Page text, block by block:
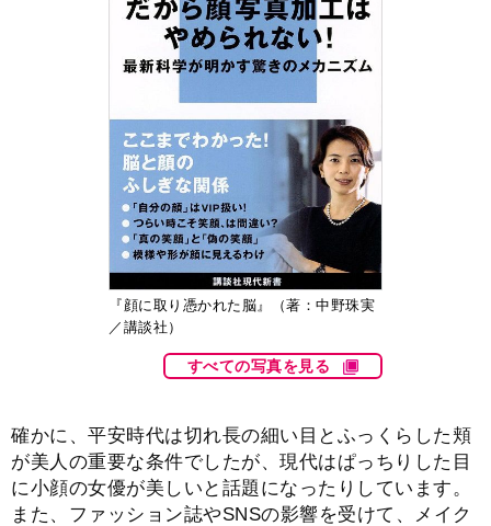
『顔に取り憑かれた脳』（著：中野珠実
／講談社）
すべての写真を見る
確かに、平安時代は切れ長の細い目とふっくらした頬
が美人の重要な条件でしたが、現代はぱっちりした目
に小顔の女優が美しいと話題になったりしています。
また、ファッション誌やSNSの影響を受けて、メイク